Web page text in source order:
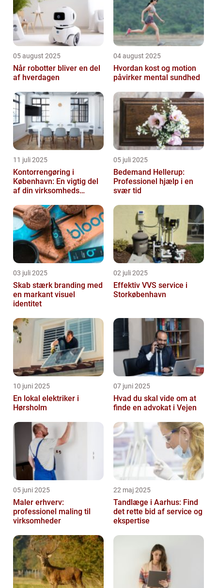
05 august 2025
Når robotter bliver en del
af hverdagen
04 august 2025
Hvordan kost og motion
påvirker mental sundhed
11 juli 2025
Kontorrengøring i
København: En vigtig del
af din virksomheds
05 juli 2025
Bedemand Hellerup:
Professionel hjælp i en
svær tid
03 juli 2025
Skab stærk branding med
en markant visuel
identitet
02 juli 2025
Effektiv VVS service i
Storkøbenhavn
10 juni 2025
En lokal elektriker i
Hørsholm
07 juni 2025
Hvad du skal vide om at
finde en advokat i Vejen
05 juni 2025
Maler erhverv:
professionel maling til
virksomheder
22 maj 2025
Tandlæge i Aarhus: Find
det rette bid af service og
ekspertise